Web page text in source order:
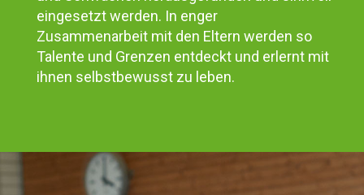
eingesetzt werden. In enger
Zusammenarbeit mit den Eltern werden so
Talente und Grenzen entdeckt und erlernt mit
ihnen selbstbewusst zu leben.